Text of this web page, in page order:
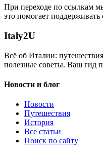
При переходе по ссылкам
это помогает поддерживать
Italy2U
Всё об Италии:
полезные советы. Ваш гид
Новости и блог
Новости
Путешествия
История
Все статьи
Поиск по сайту